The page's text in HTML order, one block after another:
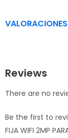
Reviews
There are no
Be the first to
FIJA WIFI 2MP